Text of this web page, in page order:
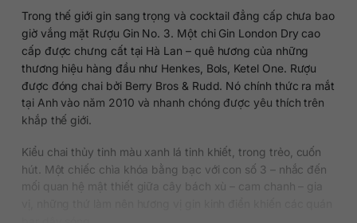
Trong thế giới gin sang trọng và cocktail đẳng cấp chưa bao
giờ vắng mặt Rượu Gin No. 3. Một chi Gin London Dry cao
cấp được chưng cất tại Hà Lan – quê hương của những
thương hiệu hàng đầu như Henkes, Bols, Ketel One. Rượu
được đóng chai bởi Berry Bros & Rudd. Nó chính thức ra mắt
tại Anh vào năm 2010 và nhanh chóng được yêu thích trên
khắp thế giới.
Kiểu chai thủy tinh màu xanh lá tinh khiết, trong trẻo, cuốn
hút. Một chiếc chìa khóa bằng bạc với con số 3 – nhắc đến
mối quan hệ mật thiết giữa cây bách xù – cam chanh – gia